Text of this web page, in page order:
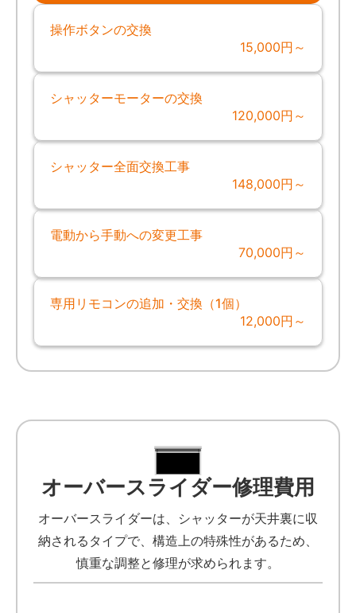
操作ボタンの交換
15,000円～
シャッターモーターの交換
120,000円～
シャッター全面交換工事
148,000円～
電動から手動への変更工事
70,000円～
専用リモコンの追加・交換（1個）
12,000円～
オーバースライダー修理費用
オーバースライダーは、シャッターが天井裏に収
納されるタイプで、構造上の特殊性があるため、
慎重な調整と修理が求められます。